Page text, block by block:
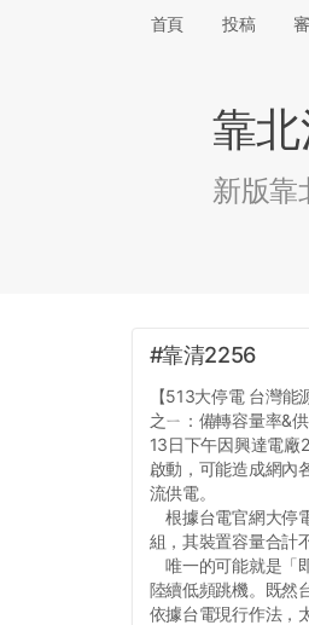
首頁 投稿
靠
新版靠
#靠清2256
【513大停電 台灣能
之ㄧ：備轉容量率&
13日下午因興達電廠
啟動，可能造成網內
流供電。
根據台電官網大停
組，其裝置容量合計
唯一的可能就是「
陸續低頻跳機。既然
依據台電現行作法，